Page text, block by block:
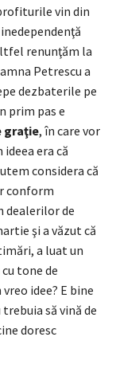
vin din
renunţăm la
Petrescu a
dezbaterile pe
prim pas e
graţie, în care vor
era că
considera că
conform
dealerilor de
şi a văzut că
a luat un
tone de
idee? E bine
să vină de
doresc